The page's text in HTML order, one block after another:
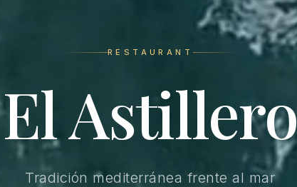
RESTAURANT
El Astillero
Tradición mediterránea frente al mar